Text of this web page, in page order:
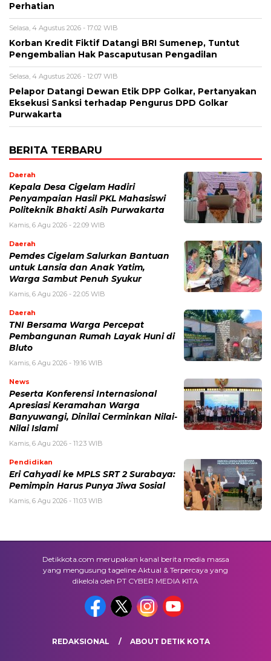
Perhatian
Selasa, 4 Agustus 2026 - 17:02 WIB
Korban Kredit Fiktif Datangi BRI Sumenep, Tuntut
Pengembalian Hak Pascaputusan Pengadilan
Selasa, 4 Agustus 2026 - 12:07 WIB
Pelapor Datangi Dewan Etik DPP Golkar, Pertanyakan
Eksekusi Sanksi terhadap Pengurus DPD Golkar
Purwakarta
BERITA TERBARU
Daerah
Kepala Desa Cigelam Hadiri
Penyampaian Hasil PKL Mahasiswi
Politeknik Bhakti Asih Purwakarta
Kamis, 6 Agu 2026 - 22:09 WIB
Daerah
Pemdes Cigelam Salurkan Bantuan
untuk Lansia dan Anak Yatim,
Warga Sambut Penuh Syukur
Kamis, 6 Agu 2026 - 22:05 WIB
Daerah
TNI Bersama Warga Percepat
Pembangunan Rumah Layak Huni di
Bluto
Kamis, 6 Agu 2026 - 19:16 WIB
News
Peserta Konferensi Internasional
Apresiasi Keramahan Warga
Banyuwangi, Dinilai Cerminkan Nilai-
Nilai Islami
Kamis, 6 Agu 2026 - 11:23 WIB
Pendidikan
Eri Cahyadi ke MPLS SRT 2 Surabaya:
Pemimpin Harus Punya Jiwa Sosial
Kamis, 6 Agu 2026 - 11:03 WIB
Detikkota.com merupakan kanal berita media massa
yang mengusung tageline Aktual & Terpercaya yang
dikelola oleh PT CYBER MEDIA KITA
REDAKSIONAL ABOUT DETIK KOTA